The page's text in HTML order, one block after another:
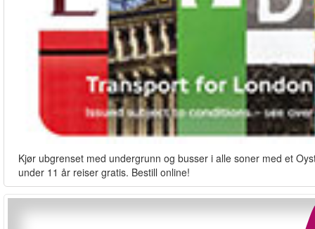
Kjør ubgrenset med undergrunn og busser i alle soner med et
under 11 år reiser gratis. Bestill online!